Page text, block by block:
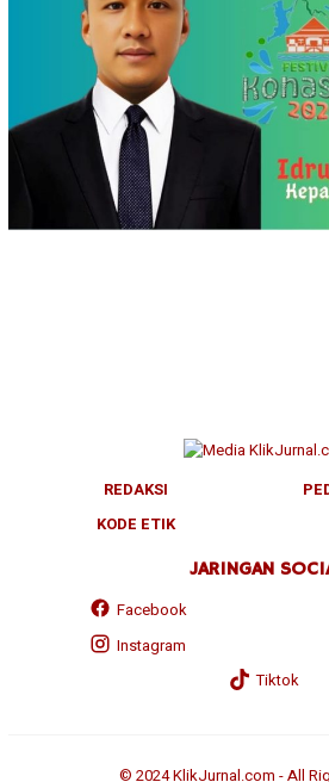
REDAKSI
KODE ETIK
JARINGAN
Facebook
Instagram
Tiktok
© 2024 KlikJurnal.com - All